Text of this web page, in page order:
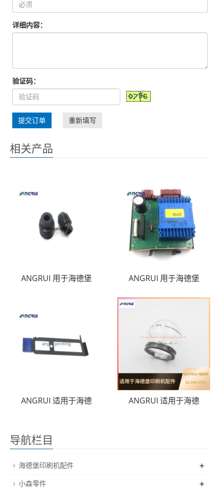
详细内容：
验证码：
提交订单 重新填写
相关产品
ANGRUI 用于海德堡 ANGRUI 用于海德堡
ANGRUI 适用于海德 ANGRUI 适用于海德
导航栏目
海德堡印刷机配件 +
小森零件 +